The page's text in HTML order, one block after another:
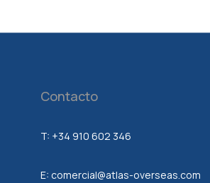
Contacto
T: +34 910 602 346
E: comercial@atlas-overseas.com